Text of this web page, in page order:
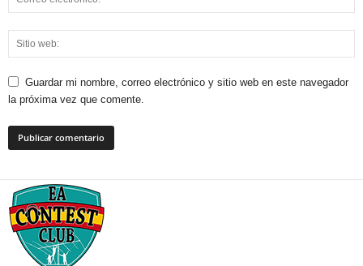
Guardar mi nombre, correo electrónico y sitio web en este navegador
la próxima vez que comente.